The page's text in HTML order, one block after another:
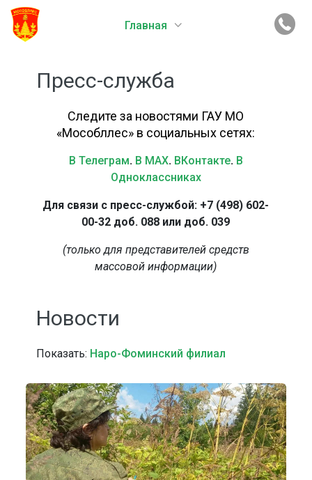
Главная
Пресс-служба
Следите за новостями ГАУ МО
«Мособллес» в социальных сетях:
В Телеграм. В MAX. ВКонтакте. В
Одноклассниках
Для связи с пресс-службой: +7 (498) 602-
00-32 доб. 088 или доб. 039
(только для представителей средств
массовой информации)
Новости
Показать: Наро-Фоминский филиал